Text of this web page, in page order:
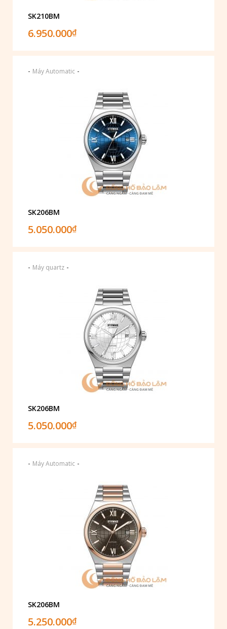
SK210BM
6.950.000₫
- Máy Automatic -
SK206BM
5.050.000₫
- Máy quartz -
SK206BM
5.050.000₫
- Máy Automatic -
SK206BM
5.250.000₫